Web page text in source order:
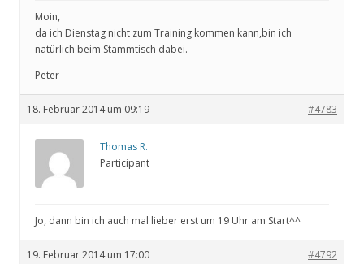
Moin,
da ich Dienstag nicht zum Training kommen kann,bin ich
natürlich beim Stammtisch dabei.
Peter
18. Februar 2014 um 09:19 #4783
Thomas R.
Participant
Jo, dann bin ich auch mal lieber erst um 19 Uhr am Start^^
19. Februar 2014 um 17:00 #4792